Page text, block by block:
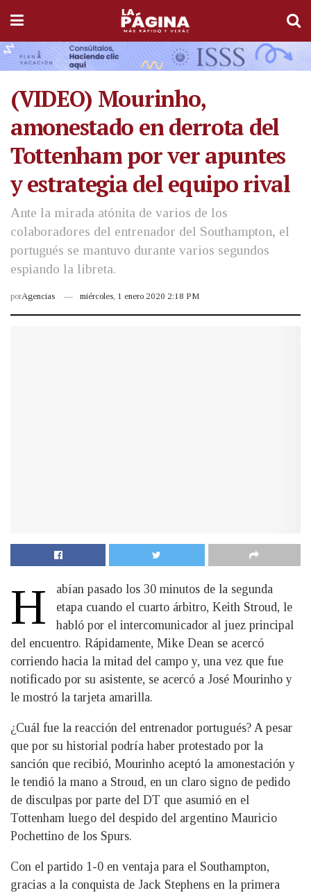
(VIDEO) Mourinho,
amonestado en derrota del
Tottenham por ver apuntes
y estrategia del equipo rival
Ante la mirada atónita de varios de los
colaboradores del entrenador del Southampton, el
portugués se mantuvo durante varios segundos
espiando la libreta.
porAgencias miércoles, 1 enero 2020 2:18 PM
H
abían pasado los 30 minutos de la segunda
etapa cuando el cuarto árbitro, Keith Stroud, le
habló por el intercomunicador al juez principal
del encuentro. Rápidamente, Mike Dean se acercó
corriendo hacia la mitad del campo y, una vez que fue
notificado por su asistente, se acercó a José Mourinho y
le mostró la tarjeta amarilla.
¿Cuál fue la reacción del entrenador portugués? A pesar
que por su historial podría haber protestado por la
sanción que recibió, Mourinho aceptó la amonestación y
le tendió la mano a Stroud, en un claro signo de pedido
de disculpas por parte del DT que asumió en el
Tottenham luego del despido del argentino Mauricio
Pochettino de los Spurs.
Con el partido 1-0 en ventaja para el Southampton,
gracias a la conquista de Jack Stephens en la primera